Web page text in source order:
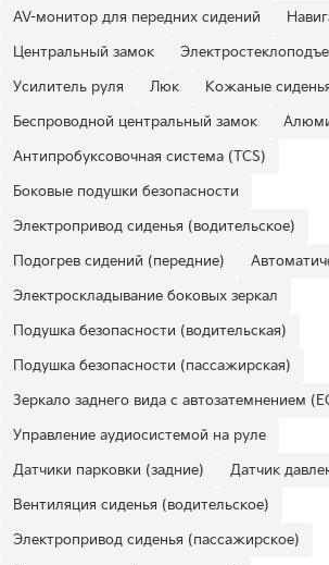
AV-монитор для передних сидений
Центральный замок
Усилитель руля
Люк
Кожаные
Беспроводной центральный замок
Антипробуксовочная система (TCS)
Боковые подушки безопасности
Электропривод сиденья (водительское)
Подогрев сидений (передние)
Электроскладывание боковых зеркал
Подушка безопасности (водительская)
Подушка безопасности (пассажирская)
Зеркало заднего вида с автозатемнением
Управление аудиосистемой на руле
Датчики парковки (задние)
Датчик
Вентиляция сиденья (водительское)
Электропривод сиденья (пассажирское)